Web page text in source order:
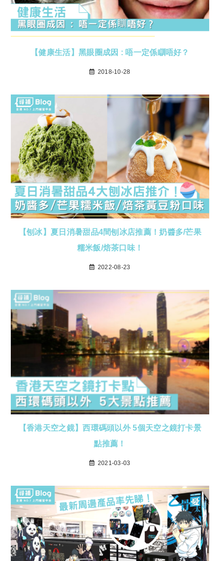
【健康生活】黑眼圈成因 : 唔一定係瞓唔好？
2018-10-28
【刨冰】夏日消暑甜品4間刨冰店推薦！奶醬多/芒果
糯米飯/焙茶口味！
2022-08-23
【香港天空之鏡】西環碼頭以外 5個天空之鏡打卡景
點推薦！
2021-03-03